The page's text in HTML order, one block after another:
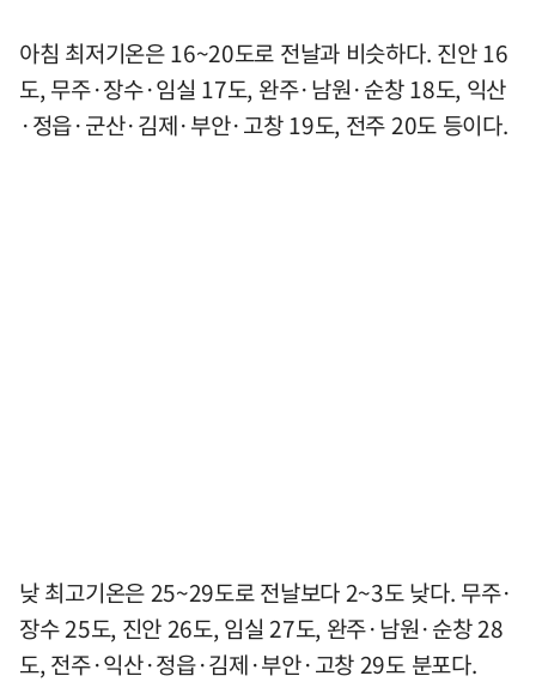
아침 최저기온은 16~20도로 전날과 비슷하다. 진안 16
도, 무주·장수·임실 17도, 완주·남원·순창 18도, 익산
·정읍·군산·김제·부안·고창 19도, 전주 20도 등이다.
낮 최고기온은 25~29도로 전날보다 2~3도 낮다. 무주·
장수 25도, 진안 26도, 임실 27도, 완주·남원·순창 28
도, 전주·익산·정읍·김제·부안·고창 29도 분포다.